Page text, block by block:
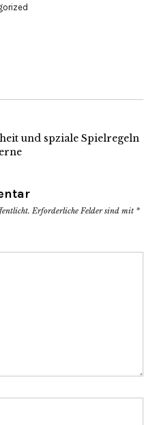
und spziale Spielregeln
Erforderliche Felder sind mit *